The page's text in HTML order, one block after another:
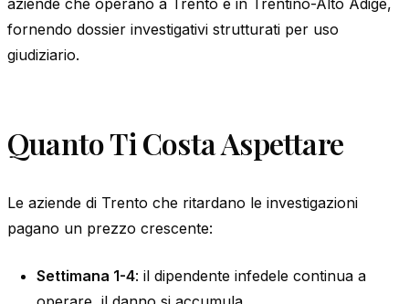
fornendo dossier investigativi strutturati per uso
giudiziario.
Quanto Ti Costa Aspettare
Le aziende di Trento che ritardano le investigazioni
pagano un prezzo crescente:
Settimana 1-4: il dipendente infedele continua a